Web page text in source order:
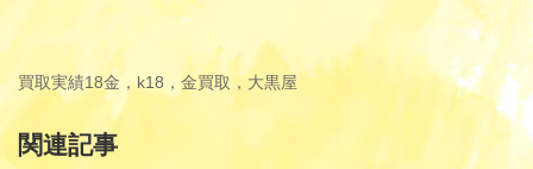
買取実績18金，k18，金買取，大黒屋
関連記事